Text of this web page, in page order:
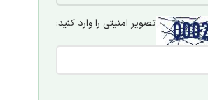
تصویر امنیتی را وارد کنید: